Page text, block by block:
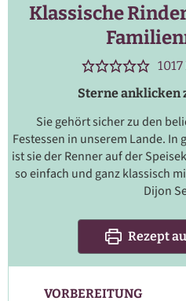
Klassische
1017
Sterne
Sie gehört sicher zu den
Festessen in unserem Lande.
ist sie der Renner auf der
so einfach und ganz klassisch
Dijon
Rezept
VORBEREITUNG